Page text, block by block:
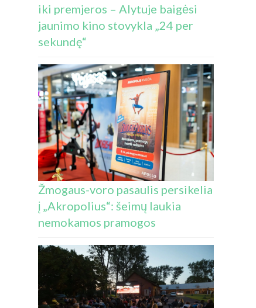
iki premjeros – Alytuje baigėsi
jaunimo kino stovykla „24 per
sekundę“
Žmogaus-voro pasaulis persikelia
į „Akropolius“: šeimų laukia
nemokamos pramogos